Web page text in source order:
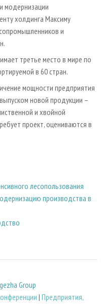
модернизации
холдинга Максиму
и
третье место в мире по
в 60 стран.
мощности предприятия
новой продукции –
и хвойной
проект, оцениваются в
лесопользования
производства в
Group
| Предприятия,